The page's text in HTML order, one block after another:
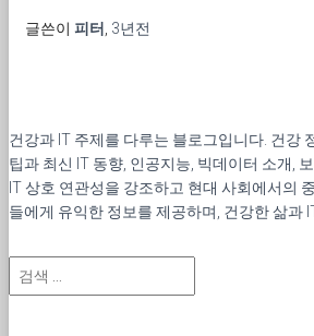
글쓴이 피터 , 3년전
건강과 IT 주제를 다루는 블로그입니다. 건강
팁과 최신 IT 동향, 인공지능, 빅데이터 소개,
IT 상호 연관성을 강조하고 현대 사회에서의
들에게 유익한 정보를 제공하며, 건강한 삶과
검
색